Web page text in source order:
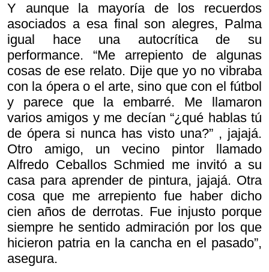
Y aunque la mayoría de los recuerdos
asociados a esa final son alegres, Palma
igual hace una autocrítica de su
performance. “Me arrepiento de algunas
cosas de ese relato. Dije que yo no vibraba
con la ópera o el arte, sino que con el fútbol
y parece que la embarré. Me llamaron
varios amigos y me decían “¿qué hablas tú
de ópera si nunca has visto una?” , jajajá.
Otro amigo, un vecino pintor llamado
Alfredo Ceballos Schmied me invitó a su
casa para aprender de pintura, jajajá. Otra
cosa que me arrepiento fue haber dicho
cien años de derrotas. Fue injusto porque
siempre he sentido admiración por los que
hicieron patria en la cancha en el pasado”,
asegura.